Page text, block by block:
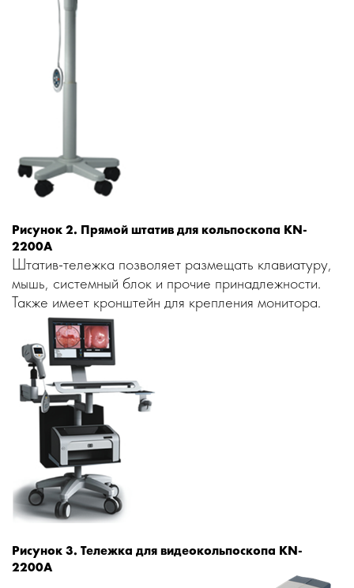
Рисунок 2. Прямой штатив для кольпоскопа KN-
2200A
Штатив-тележка позволяет размещать клавиатуру,
мышь, системный блок и прочие принадлежности.
Также имеет кронштейн для крепления монитора.
Рисунок 3. Тележка для видеокольпоскопа KN-
2200A